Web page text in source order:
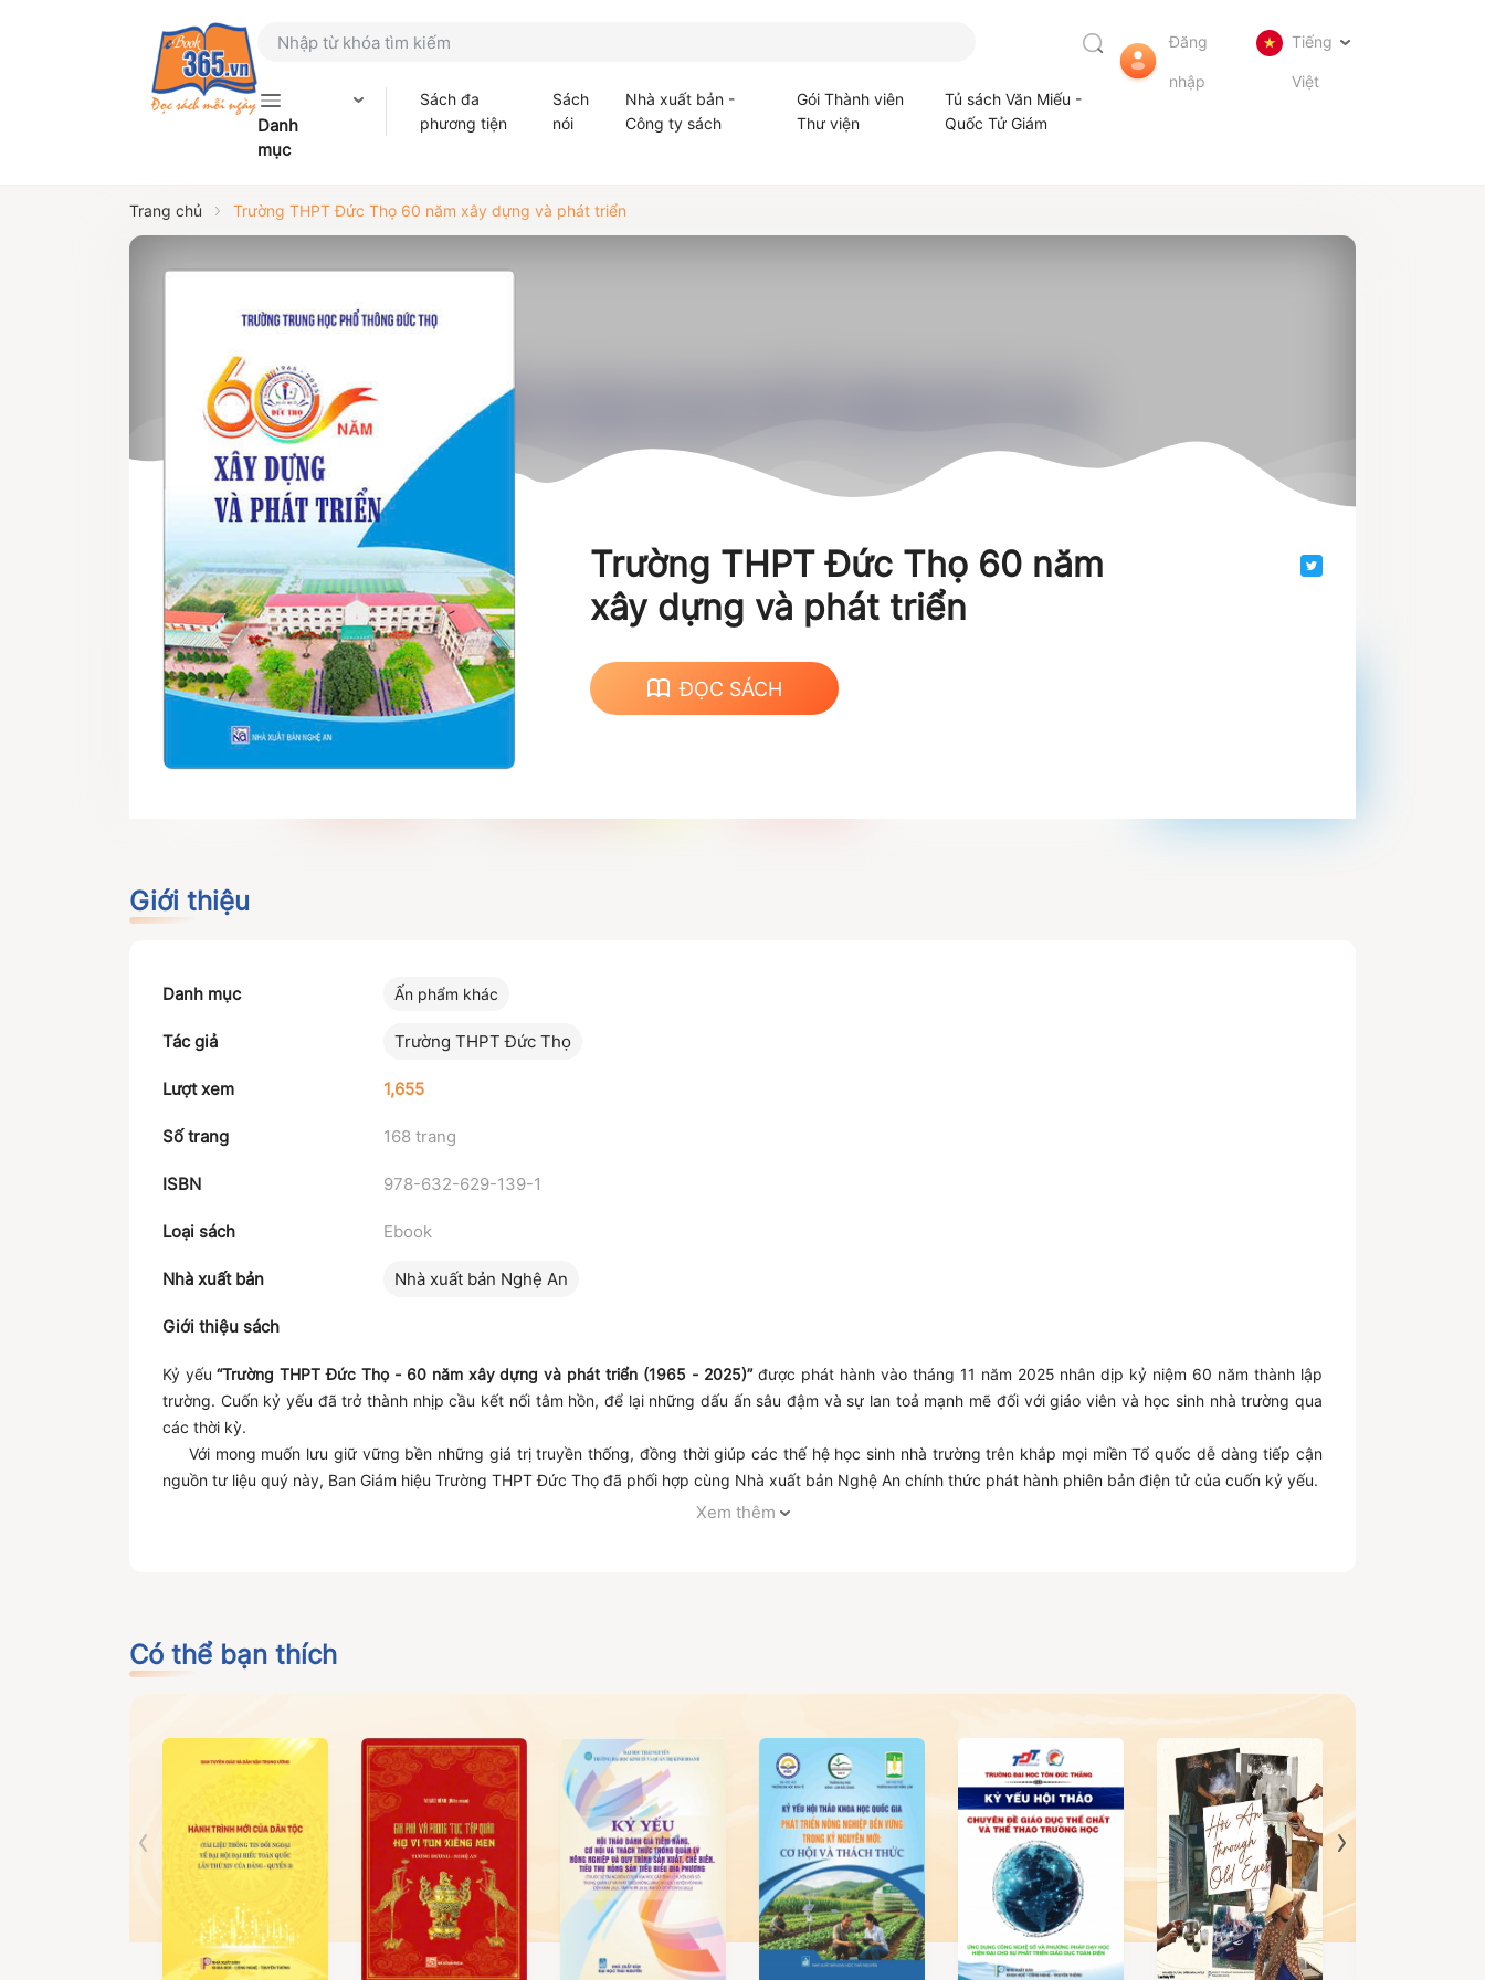
Danh
mục
Sách đa
phương tiện
Sách
nói
Nhà xuất bản -
Công ty sách
Gói Thành viên
Thư viện
Tủ sách Văn Miếu -
Quốc Tử Giám
Đăng
nhập
Tiếng
Việt
Trang chủ Trường THPT Đức Thọ 60 năm xây dựng và phát triển
Trường THPT Đức Thọ 60 năm
xây dựng và phát triển
ĐỌC SÁCH
Giới thiệu
Danh mục Ấn phẩm khác
Tác giả Trường THPT Đức Thọ
Lượt xem 1,655
Số trang 168 trang
ISBN 978-632-629-139-1
Loại sách Ebook
Nhà xuất bản Nhà xuất bản Nghệ An
Giới thiệu sách
Kỷ yếu “Trường THPT Đức Thọ - 60 năm xây dựng và phát triển (1965 - 2025)”được phát hành vào tháng 11 năm 2025 nhân dịp kỷ niệm 60 năm thành lập
trường. Cuốn kỷ yếu đã trở thành nhịp cầu kết nối tâm hồn, để lại những dấu ấn sâu đậm và sự lan toả mạnh mẽ đối với giáo viên và học sinh nhà trường qua
các thời kỳ.
Với mong muốn lưu giữ vững bền những giá trị truyền thống, đồng thời giúp các thế hệ học sinh nhà trường trên khắp mọi miền Tổ quốc dễ dàng tiếp cận
nguồn tư liệu quý này, Ban Giám hiệu Trường THPT Đức Thọ đã phối hợp cùng Nhà xuất bản Nghệ An chính thức phát hành phiên bản điện tử của cuốn kỷ yếu.
Xem thêm
Có thể bạn thích